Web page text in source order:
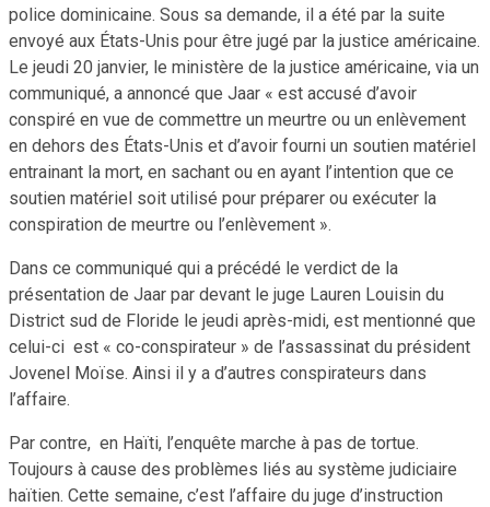
police dominicaine. Sous sa demande, il a été par la suite
envoyé aux États-Unis pour être jugé par la justice américaine.
Le jeudi 20 janvier, le ministère de la justice américaine, via un
communiqué, a annoncé que Jaar « est accusé d’avoir
conspiré en vue de commettre un meurtre ou un enlèvement
en dehors des États-Unis et d’avoir fourni un soutien matériel
entrainant la mort, en sachant ou en ayant l’intention que ce
soutien matériel soit utilisé pour préparer ou exécuter la
conspiration de meurtre ou l’enlèvement ».
Dans ce communiqué qui a précédé le verdict de la
présentation de Jaar par devant le juge Lauren Louisin du
District sud de Floride le jeudi après-midi, est mentionné que
celui-ci est « co-conspirateur » de l’assassinat du président
Jovenel Moïse. Ainsi il y a d’autres conspirateurs dans
l’affaire.
Par contre, en Haïti, l’enquête marche à pas de tortue.
Toujours à cause des problèmes liés au système judiciaire
haïtien. Cette semaine, c’est l’affaire du juge d’instruction